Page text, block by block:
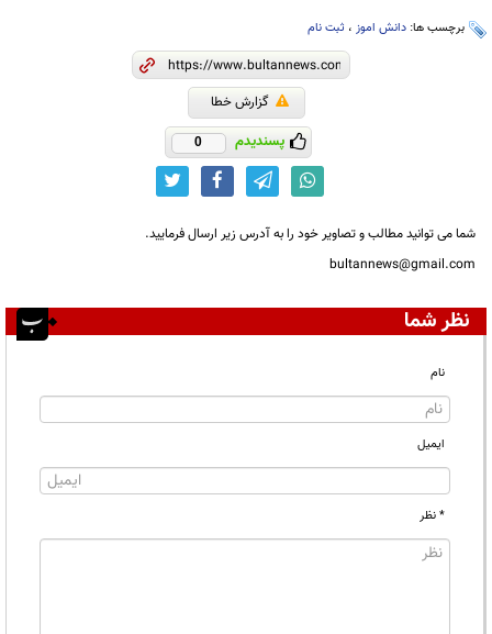
برچسب ها: دانش اموز ، ثبت نام
گزارش خطا
پسندیدم 0
شما می توانید مطالب و تصاویر خود را به آدرس زیر ارسال فرمایید.
bultannews@gmail.com
نظر شما
نام
ایمیل
* نظر